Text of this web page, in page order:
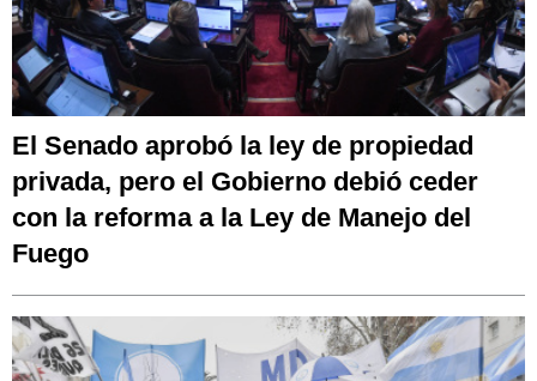
El Senado aprobó la ley de propiedad
privada, pero el Gobierno debió ceder
con la reforma a la Ley de Manejo del
Fuego